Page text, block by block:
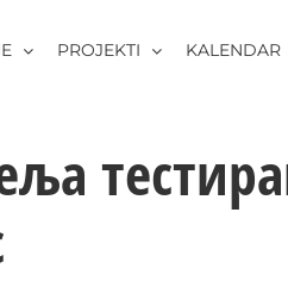
PROJEKTI KALENDAR